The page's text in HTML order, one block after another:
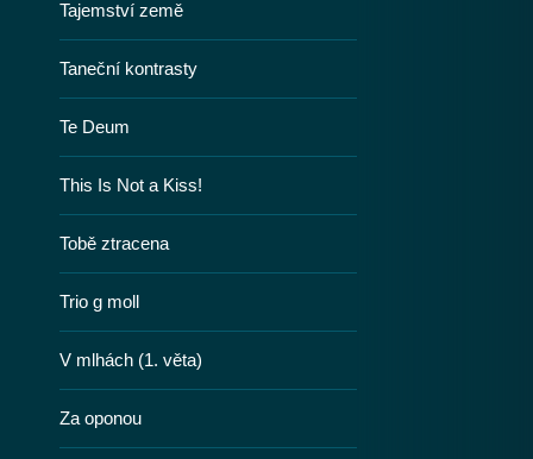
Tajemství země
Taneční kontrasty
Te Deum
This Is Not a Kiss!
Tobě ztracena
Trio g moll
V mlhách (1. věta)
Za oponou